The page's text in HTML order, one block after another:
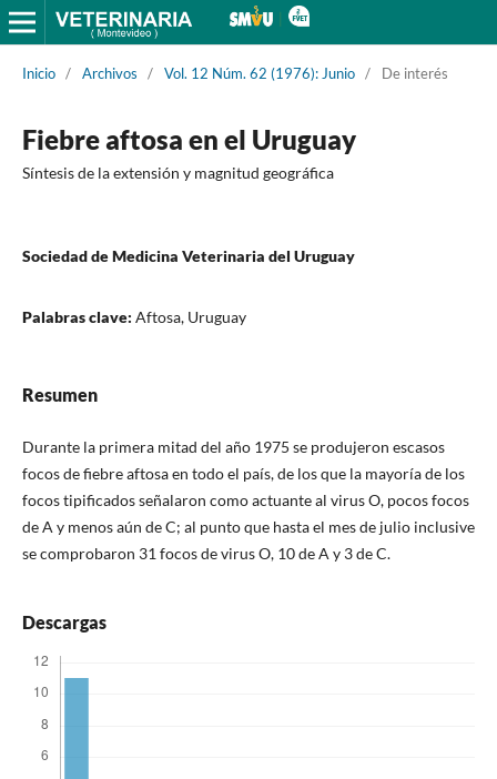
Inicio / Archivos / Vol. 12 Núm. 62 (1976): Junio / De interés
Fiebre aftosa en el Uruguay
Síntesis de la extensión y magnitud geográfica
Sociedad de Medicina Veterinaria del Uruguay
Palabras clave: Aftosa, Uruguay
Resumen
Durante la primera mitad del año 1975 se produjeron escasos
focos de fiebre aftosa en todo el país, de los que la mayoría de los
focos tipificados señalaron como actuante al virus O, pocos focos
de A y menos aún de C; al punto que hasta el mes de julio inclusive
se comprobaron 31 focos de virus O, 10 de A y 3 de C.
Descargas